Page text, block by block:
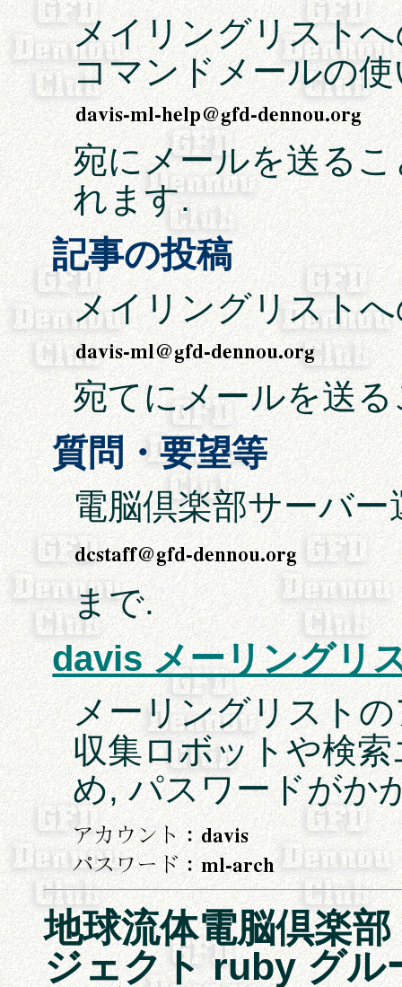
メイリングリスト
コマンドメールの
宛にメールを送る
れます.
記事の投稿
メイリングリスト
宛てにメールを送
質問・要望等
電脳倶楽部サーバ
まで.
davis メーリングリ
メーリングリスト
収集ロボットや検
め, パスワードがか
地球流体電脳倶楽
ジェクト ruby グル